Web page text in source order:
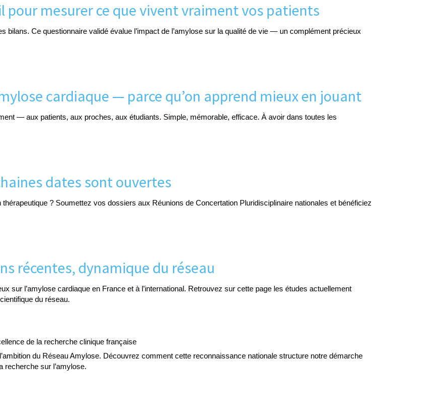
pour mesurer ce que vivent vraiment vos patients
bilans. Ce questionnaire validé évalue l’impact de l’amylose sur la qualité de vie — un complément précieux
cardiaque — parce qu’on apprend mieux en jouant
— aux patients, aux proches, aux étudiants. Simple, mémorable, efficace. À avoir dans toutes les
dates sont ouvertes
? Soumettez vos dossiers aux Réunions de Concertation Pluridisciplinaire nationales et bénéficiez
récentes, dynamique du réseau
sur l’amylose cardiaque en France et à l’international. Retrouvez sur cette page les études actuellement
du réseau.
de la recherche clinique française
du Réseau Amylose. Découvrez comment cette reconnaissance nationale structure notre démarche
recherche sur l’amylose.